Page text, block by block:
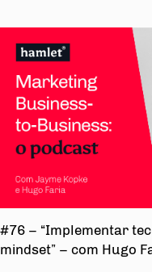
#76 – “Implementar
mindset” – com Hugo